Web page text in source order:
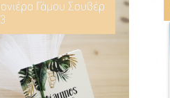
Γάμου Σουβέρ